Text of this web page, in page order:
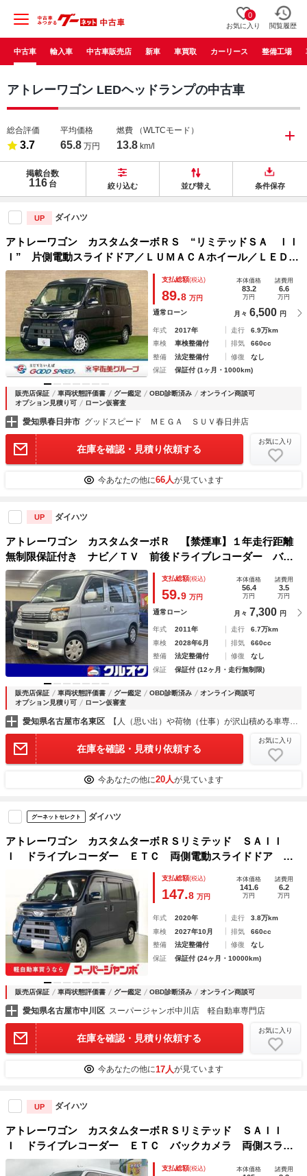
0
お気に入り 閲覧履歴
中古車 輸入車 中古車販売店 新車 車買取 カーリース 整備工場
アトレーワゴン LEDヘッドランプの中古車
総合評価
3.7
平均価格
65.8 万円
燃費 （WLTCモード）
13.8 km/l
掲載台数
116 台 絞り込む 並び替え 条件保存
UP ダイハツ
アトレーワゴン カスタムターボＲＳ “リミテッドＳＡ ＩＩ
Ｉ” 片側電動スライドドア／ＬＵＭＡＣＡホイール／ＬＥＤヘ
ッドライト／衝突軽減ブレーキ／オートハイビーム／クリアラ
ンスソナー／アイドリングストップ／車線逸脱警報機能／オー
トエアコン／ＥＴＣ車載器
支払総額(税込)
89.8 万円
本体価格
83.2
万円
諸費用
6.6
万円
通常ローン 月々 6,500 円
年式 2017年 走行
6.9万km
車検
車検整備付 排気
660cc
整備
法定整備付 修復
なし
保証
保証付 (1ヶ月・1000km)
販売店保証 車両状態評価書 グー鑑定 OBD診断済み
オンライン商談可
オプション見積り可
ローン仮審査
愛知県春日井市 グッドスピード ＭＥＧＡ ＳＵＶ春日井店
在庫を確認・見積り依頼する
お気に入り
今あなたの他に66人が見ています
UP ダイハツ
アトレーワゴン カスタムターボＲ 【禁煙車】１年走行距離
無制限保証付き ナビ／ＴＶ 前後ドライブレコーダー バッ
クカメラ ＬＥＤヘッドライト ＥＴＣ ２０２６年製造タイ
ヤ装着済み キーレスエントリー 盗難防止装置 両側スライ
ドドア
支払総額(税込)
59.9 万円
本体価格
56.4
万円
諸費用
3.5
万円
通常ローン 月々 7,300 円
年式 2011年 走行
6.7万km
車検
2028年6月 排気
660cc
整備
法定整備付 修復
なし
保証
保証付 (12ヶ月・走行無制限)
販売店保証 車両状態評価書 グー鑑定 OBD診断済み
オンライン商談可
オプション見積り可
ローン仮審査
愛知県名古屋市名東区
在庫を確認・見積り依頼する
お気に入り
今あなたの他に20人が見ています
グーネットセレクト ダイハツ
アトレーワゴン カスタムターボＲＳリミテッド ＳＡＩＩ
Ｉ ドライブレコーダー ＥＴＣ 両側電動スライドドア ナ
ビ クリアランスソナー 衝突被害軽減システム オートマチ
ックハイビーム オートライト ＬＥＤヘッドランプ アイド
リングストップ 電動格納ミラー ＡＴ
支払総額(税込)
147.8 万円
本体価格
141.6
万円
諸費用
6.2
万円
年式 2020年 走行
3.8万km
車検
2027年10月 排気
660cc
整備
法定整備付 修復
なし
保証
保証付 (24ヶ月・10000km)
販売店保証 車両状態評価書 グー鑑定 OBD診断済み オンライン商談可
愛知県名古屋市中川区 スーパージャンボ中川店 軽自動車専門店
在庫を確認・見積り依頼する
お気に入り
今あなたの他に17人が見ています
UP ダイハツ
アトレーワゴン カスタムターボＲＳリミテッド ＳＡＩＩ
Ｉ ドライブレコーダー ＥＴＣ バックカメラ 両側スライ
ド・片側電動 ナビ ＴＶ クリアランスソナー 衝突被害軽
支払総額(税込) 本体価格 諸費用